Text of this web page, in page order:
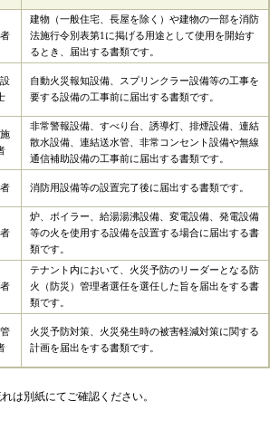
建物（一般住宅、長屋を除く）や建物の一部を消防
法施行令別表第1に掲げる用途として使用を開始す
るとき、届出する書類です。
自動火災報知設備、スプリンクラー設備等の工事を
要する設備の工事前に届出する書類です。
非常警報設備、すべり台、誘導灯、排煙設備、連結
散水設備、連結送水管、非常コンセント設備や無線
通信補助設備の工事前に届出する書類です。
消防用設備等の設置完了後に届出する書類です。
炉、ボイラー、給湯湯沸設備、変電設備、発電設備
等の火を使用する設備を設置する場合に届出する書
類です。
テナント内において、火災予防のリーダーとなる防
火（防災）管理者選任を選任した旨を届出をする書
類です。
火災予防対策、火災発生時の被害軽減対策に関する
計画を届出をする書類です。
は別紙にてご確認ください。